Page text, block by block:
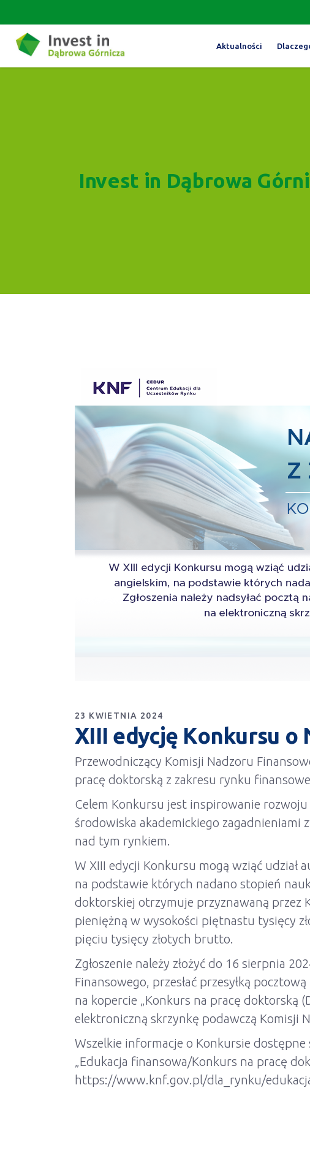
Aktualności
Invest in Dąbrowa
23 KWIETNIA 2024
XIII edycję Konkursu o
Przewodniczący Komisji Nadzoru
pracę doktorską z zakresu rynku
Celem Konkursu jest inspirowanie
środowiska akademickiego
nad tym rynkiem.
W XIII edycji Konkursu mogą wziąć
na podstawie których nadano stopień
doktorskiej otrzymuje przyznawaną przez
pieniężną w wysokości piętnastu tysięcy
pięciu tysięcy złotych brutto.
Zgłoszenie należy złożyć do 16 sierpnia
Finansowego, przesłać przesyłką
na kopercie „Konkurs na pracę doktorską
elektroniczną skrzynkę podawczą Komisji
Wszelkie informacje o Konkursie
„Edukacja finansowa/Konkurs na pracę
https://www.knf.gov.pl/dla_rynku/